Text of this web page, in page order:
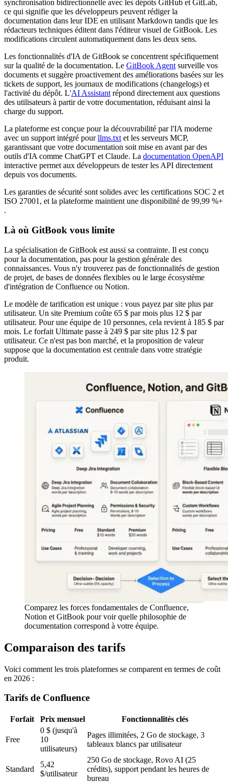
synchronisation bidirectionnelle avec les dépôts GitHub et GitLab,
ce qui signifie que les développeurs peuvent rédiger la
documentation dans leur IDE en utilisant Markdown tandis que les
rédacteurs techniques éditent dans l'éditeur visuel de GitBook. Les
modifications circulent automatiquement dans les deux sens.
Les fonctionnalités d'IA de GitBook se concentrent spécifiquement
sur la qualité de la documentation. Le GitBook Agent surveille vos
documents et suggère proactivement des améliorations basées sur les
tickets de support, les journaux de modifications (changelogs) et
l'activité du dépôt. L'AI Assistant répond directement aux questions
des utilisateurs à partir de votre documentation, réduisant ainsi la
charge du support.
La plateforme est conçue pour la découvrabilité par l'IA moderne
avec un support intégré pourllms.txt et les serveurs MCP,
garantissant que votre documentation soit mise en avant par des
outils d'IA comme ChatGPT et Claude. La documentation OpenAPI
interactive permet aux développeurs de tester les API directement
depuis vos documents.
Les garanties de sécurité sont solides avec les certifications SOC 2 et
ISO 27001, et la plateforme maintient une disponibilité de 99,99 %+
.
Là où GitBook vous limite
La spécialisation de GitBook est aussi sa contrainte. Il est conçu
pour la documentation, pas pour la gestion générale des
connaissances. Vous n'y trouverez pas de fonctionnalités de gestion
de projet, de bases de données flexibles ou le large écosystème
d'intégration de Confluence ou Notion.
Le modèle de tarification est unique : vous payez par site plus par
utilisateur. Un site Premium coûte 65 $ par mois plus 12 $ par
utilisateur. Pour une équipe de 10 personnes, cela revient à 185 $ par
mois. Le forfait Ultimate passe à 249 $ par site plus 12 $ par
utilisateur. Ce n'est pas bon marché, et la proposition de valeur
suppose que la documentation est centrale dans votre stratégie
produit.
Comparez les forces fondamentales de Confluence,
Notion et GitBook pour voir quelle philosophie de
documentation correspond à votre équipe.
Comparaison des tarifs
Voici comment les trois plateformes se comparent en termes de coût
en 2026 :
Tarifs de Confluence
Forfait Prix mensuel Fonctionnalités clés
Free
0 $ (jusqu'à
10
utilisateurs)
Pages illimitées, 2 Go de stockage, 3
tableaux blancs par utilisateur
Standard
5,42
$/utilisateur
250 Go de stockage, Rovo AI (25
crédits), support pendant les heures de
bureau